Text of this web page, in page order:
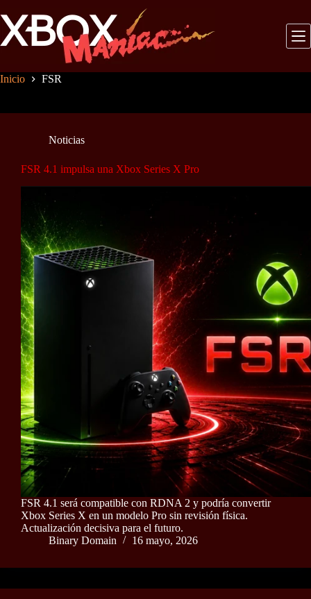
al
contenido
Inicio FSR
Noticias
FSR 4.1 impulsa una Xbox Series X Pro
FSR 4.1 será compatible con RDNA 2 y podría convertir
Xbox Series X en un modelo Pro sin revisión física.
Actualización decisiva para el futuro.
Binary Domain
16 mayo, 2026